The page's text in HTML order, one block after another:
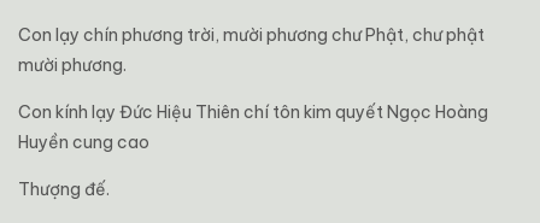
Con lạy chín phương trời, mười phương chư Phật, chư phật
mười phương.
Con kính lạy Đức Hiệu Thiên chí tôn kim quyết Ngọc Hoàng
Huyền cung cao
Thượng đế.